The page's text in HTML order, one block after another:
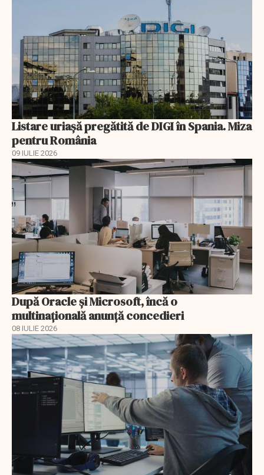
Listare uriașă pregătită de DIGI în Spania. Miza
pentru România
09 IULIE 2026
După Oracle şi Microsoft, încă o
multinaţională anunţă concedieri
08 IULIE 2026
EXCLUSIV